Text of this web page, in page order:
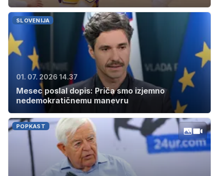
SLOVENIJA
01. 07. 2026 14.37
Mesec poslal dopis: Priča smo izjemno
nedemokratičnemu manevru
POPKAST